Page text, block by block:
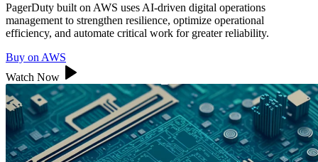
PagerDuty built on AWS uses AI-driven digital operations
management to strengthen resilience, optimize operational
efficiency, and automate critical work for greater reliability.
Buy on AWS
Watch Now